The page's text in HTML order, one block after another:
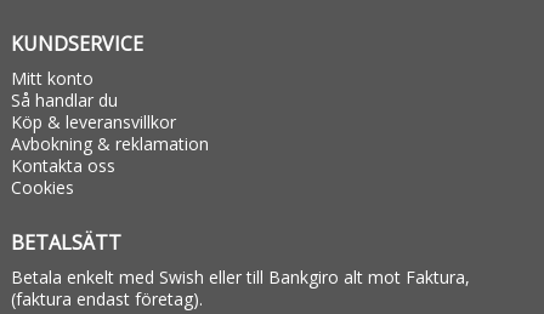
KUNDSERVICE
Mitt konto
Så handlar du
Köp & leveransvillkor
Avbokning & reklamation
Kontakta oss
Cookies
BETALSÄTT
Betala enkelt med Swish eller till Bankgiro alt mot Faktura,
(faktura endast företag).